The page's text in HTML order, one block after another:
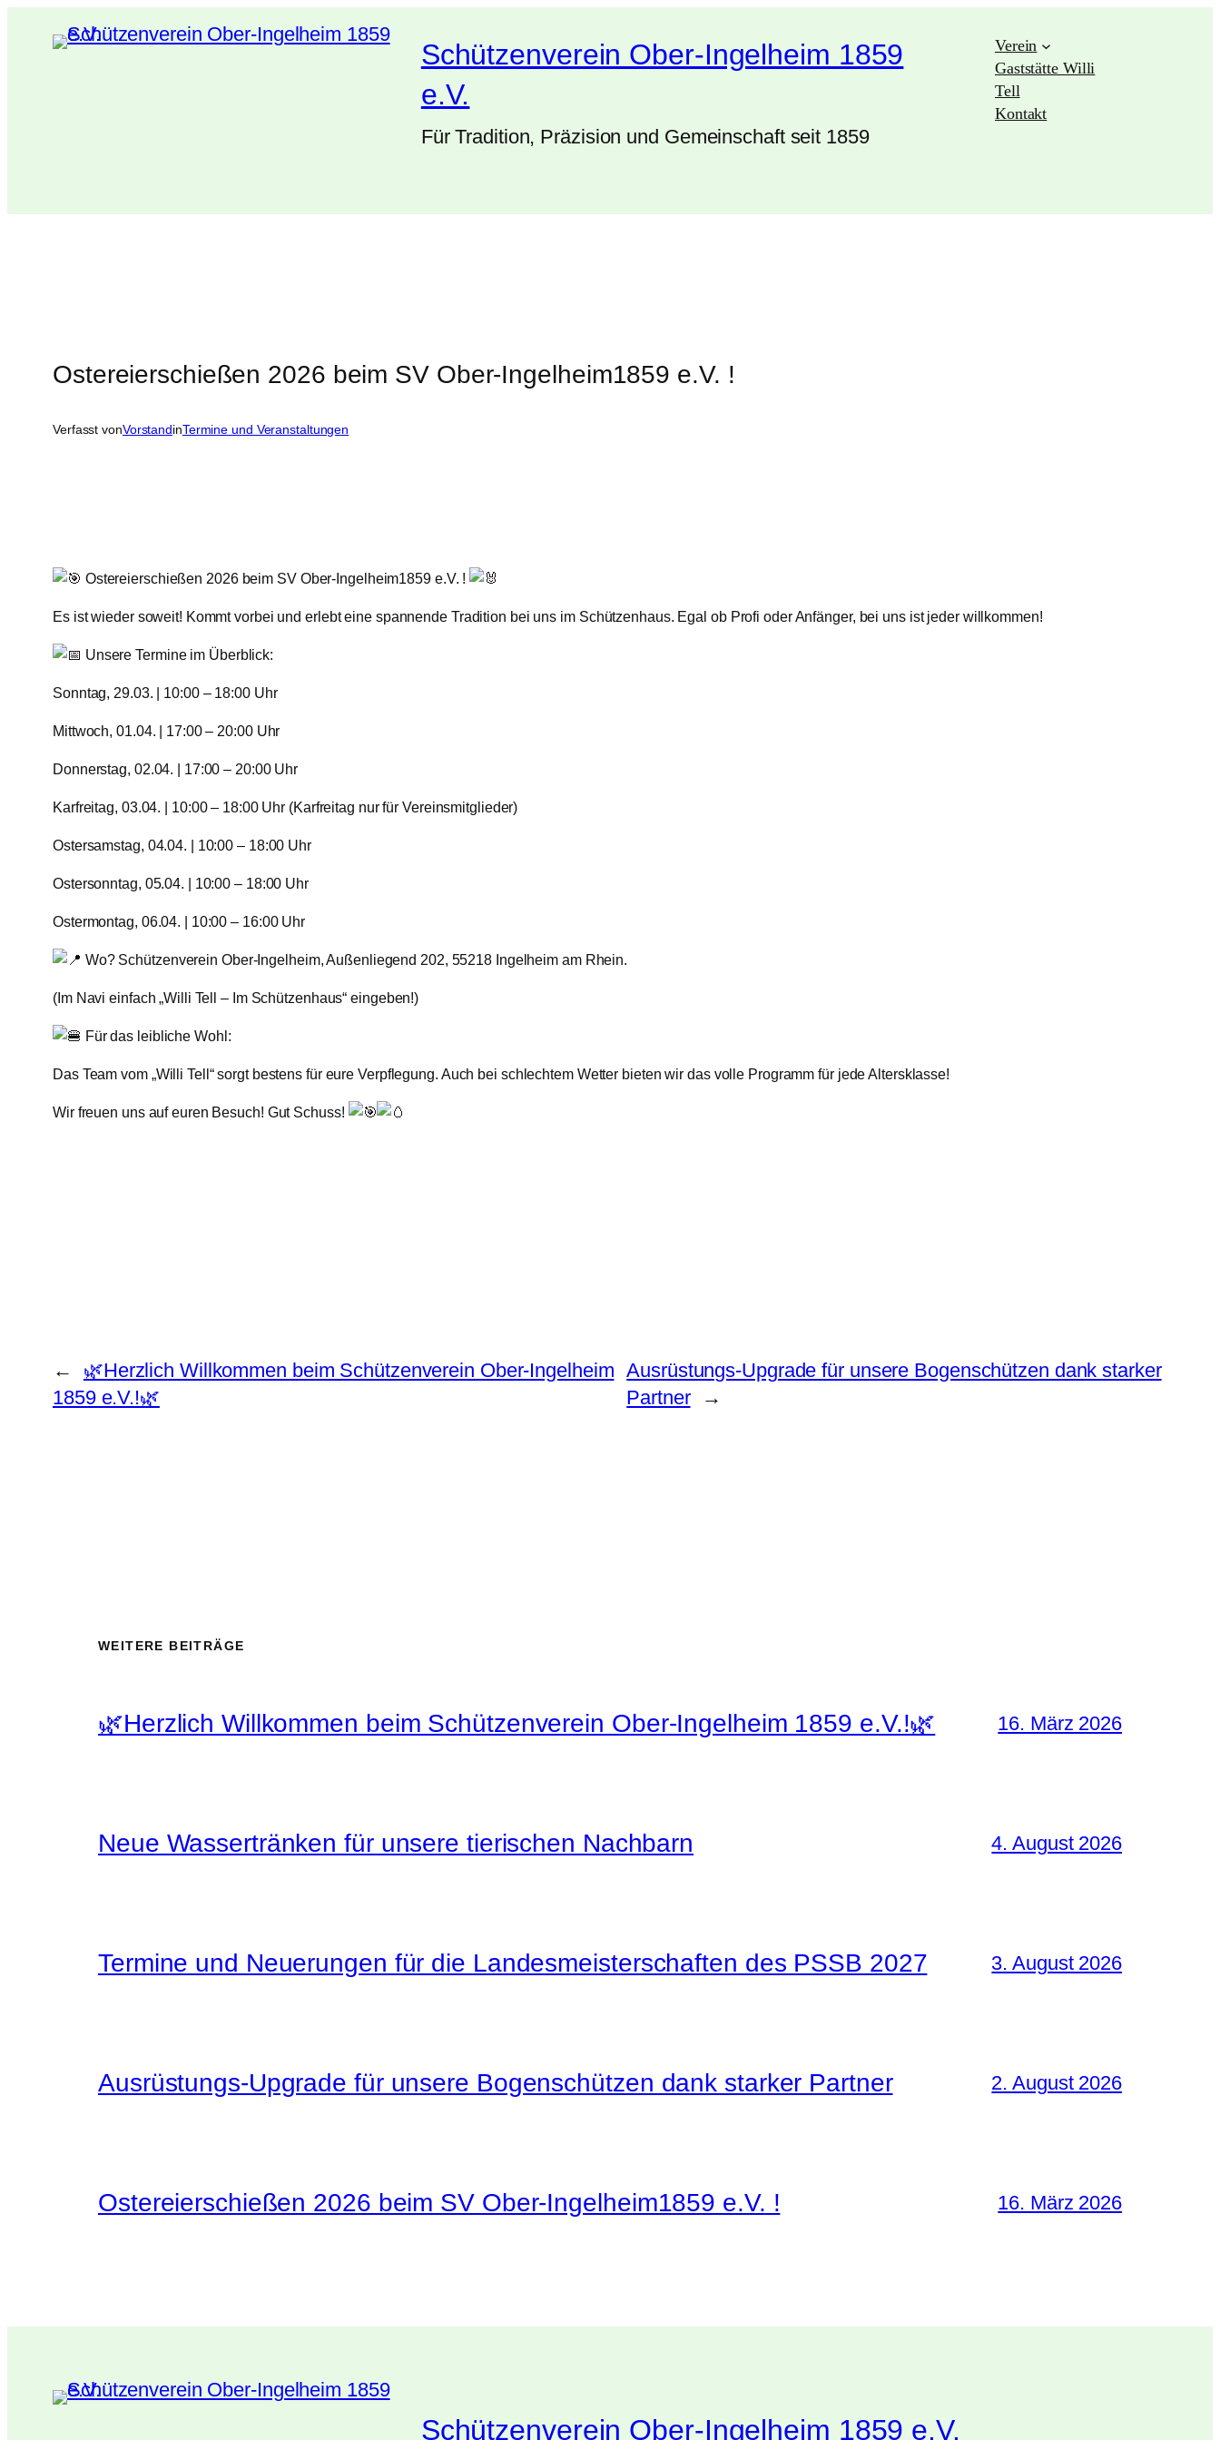
Inhalt
Schützenverein Ober-Ingelheim 1859
e.V.
Für Tradition, Präzision und Gemeinschaft seit 1859
Verein
Gaststätte Willi
Tell
Kontakt
Ostereierschießen 2026 beim SV Ober-Ingelheim1859 e.V. !
Verfasst vonVorstandinTermine und Veranstaltungen
Ostereierschießen 2026 beim SV Ober-Ingelheim1859 e.V. !
​Es ist wieder soweit! Kommt vorbei und erlebt eine spannende Tradition bei uns im Schützenhaus. Egal ob Profi oder Anfänger, bei uns ist jeder willkommen!
Unsere Termine im Überblick:
​Sonntag, 29.03. | 10:00 – 18:00 Uhr
​Mittwoch, 01.04. | 17:00 – 20:00 Uhr
​Donnerstag, 02.04. | 17:00 – 20:00 Uhr
​Karfreitag, 03.04. | 10:00 – 18:00 Uhr (Karfreitag nur für Vereinsmitglieder)
​Ostersamstag, 04.04. | 10:00 – 18:00 Uhr
​Ostersonntag, 05.04. | 10:00 – 18:00 Uhr
​Ostermontag, 06.04. | 10:00 – 16:00 Uhr
Wo? Schützenverein Ober-Ingelheim, Außenliegend 202, 55218 Ingelheim am Rhein.
(Im Navi einfach „Willi Tell – Im Schützenhaus“ eingeben!)
Für das leibliche Wohl:
Das Team vom „Willi Tell“ sorgt bestens für eure Verpflegung. Auch bei schlechtem Wetter bieten wir das volle Programm für jede Altersklasse!
​Wir freuen uns auf euren Besuch! Gut Schuss!
←
🌿Herzlich Willkommen beim Schützenverein Ober‑Ingelheim
1859 e.V.!🌿
Ausrüstungs-Upgrade für unsere Bogenschützen dank starker
Partner
→
WEITERE BEITRÄGE
🌿Herzlich Willkommen beim Schützenverein Ober‑Ingelheim 1859 e.V.!🌿 16. März 2026
Neue Wassertränken für unsere tierischen Nachbarn 4. August 2026
Termine und Neuerungen für die Landesmeisterschaften des PSSB 2027 3. August 2026
Ausrüstungs-Upgrade für unsere Bogenschützen dank starker Partner 2. August 2026
Ostereierschießen 2026 beim SV Ober-Ingelheim1859 e.V. ! 16. März 2026
Schützenverein Ober-Ingelheim 1859 e.V.